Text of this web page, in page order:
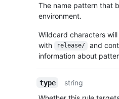
The name pattern that
environment.
Wildcard characters
with
release/ and
information about
type
string